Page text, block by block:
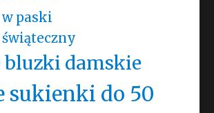
paski
bluzki damskie
sukienki do 50